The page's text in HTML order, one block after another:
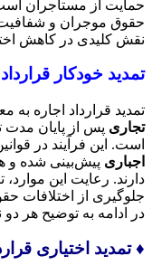
حمایت از مستاجران
حقوق موجران و
نقش کلیدی در کاهش
تمدید خودکار
تمدید قرارداد اجاره به
تجاری پس از پایان مدت
است. این فرآیند در
اجباری پیش‌بینی شده و
دارند. رعایت این
جلوگیری از اختلافات
در ادامه به توضیح هر دو
♦️ تمدید اختیاری